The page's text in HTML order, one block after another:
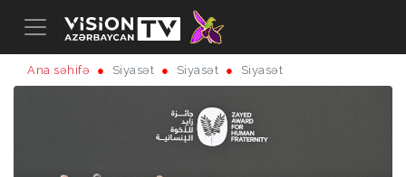
Ana səhifə Siyasət Siyasət Siyasət